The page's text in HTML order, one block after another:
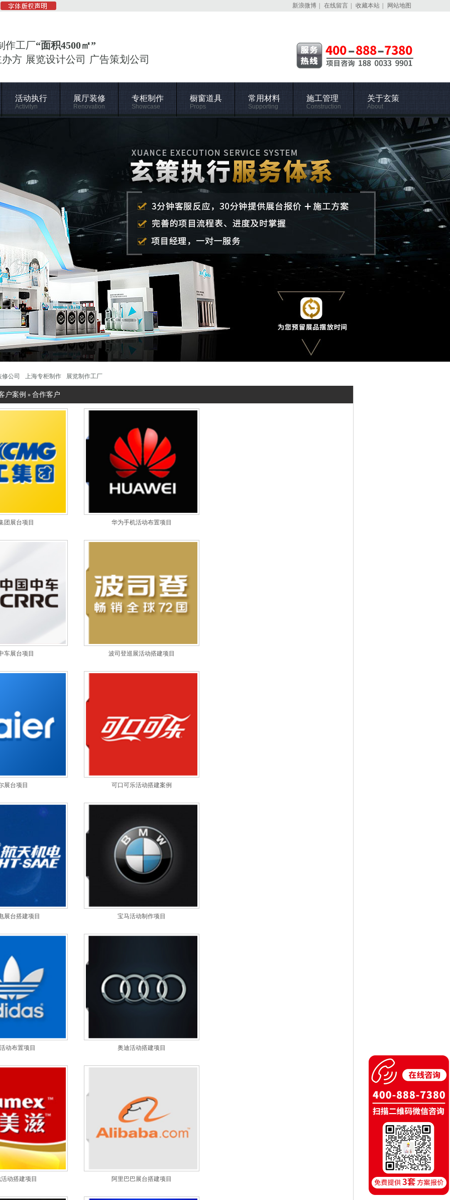
新浪微博 在线留言 收藏本站 网站地图
作工厂“面积4500㎡”
方 展览设计公司 广告策划公司
活动执行
Activityn
展厅装修
Renovation
专柜制作
Showcase
橱窗道具
Props
常用材料
Supporting
施工管理
Construction
关于玄策
About
公司 上海专柜制作 展览制作工厂
户案例 » 合作客户
团展台项目 华为手机活动布置项目
车展台项目 波司登巡展活动搭建项目
展台项目 可口可乐活动搭建案例
展台搭建项目 宝马活动制作项目
动布置项目 奥迪活动搭建项目
动搭建项目 阿里巴巴展台搭建项目